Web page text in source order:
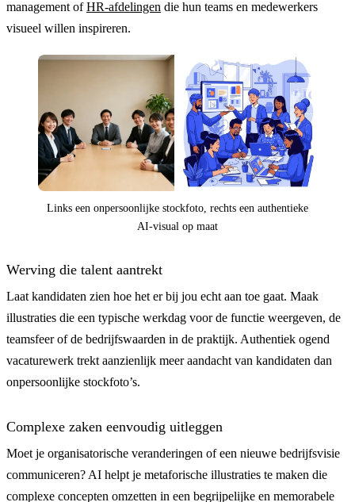
management ofHR-afdelingen die hun teams en medewerkers
visueel willen inspireren.
Links een onpersoonlijke stockfoto, rechts een authentieke
AI-visual op maat
Werving die talent aantrekt
Laat kandidaten zien hoe het er bij jou echt aan toe gaat. Maak
illustraties die een typische werkdag voor de functie weergeven, de
teamsfeer of de bedrijfswaarden in de praktijk. Authentiek ogend
vacaturewerk trekt aanzienlijk meer aandacht van kandidaten dan
onpersoonlijke stockfoto’s.
Complexe zaken eenvoudig uitleggen
Moet je organisatorische veranderingen of een nieuwe bedrijfsvisie
communiceren? AI helpt je metaforische illustraties te maken die
complexe concepten omzetten in een begrijpelijke en memorabele